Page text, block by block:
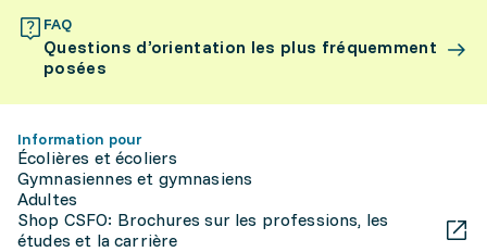
FAQ
Questions d’orientation les plus fréquemment
posées
Information pour
Écolières et écoliers
Gymnasiennes et gymnasiens
Adultes
Shop CSFO: Brochures sur les professions, les
études et la carrière